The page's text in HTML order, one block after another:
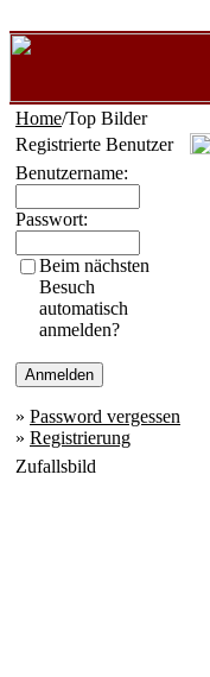
Home/Top Bilder
Registrierte Benutzer
Benutzername:
Passwort:
Beim nächsten
Besuch
automatisch
anmelden?
» Password vergessen
» Registrierung
Zufallsbild